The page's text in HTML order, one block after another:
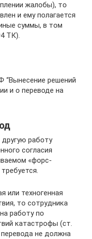
жалобы), то
и ему полагается
суммы, в том
ТК).
“Вынесение решений
и о переводе на
работу
согласия
«форс-
или техногенная
то сотрудника
работу по
катастрофы (ст.
не должна